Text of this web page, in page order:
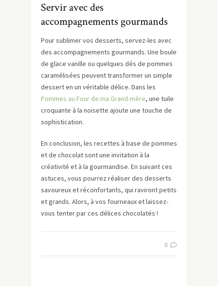
Servir avec des
accompagnements gourmands
Pour sublimer vos desserts, servez-les avec
des accompagnements gourmands. Une boule
de glace vanille ou quelques dés de pommes
caramélisées peuvent transformer un simple
dessert en un véritable délice. Dans les
Pommes au Four de ma Grand-mère, une tuile
croquante à la noisette ajoute une touche de
sophistication.
En conclusion, les recettes à base de pommes
et de chocolat sont une invitation à la
créativité et à la gourmandise. En suivant ces
astuces, vous pourrez réaliser des desserts
savoureux et réconfortants, qui raviront petits
et grands. Alors, à vos fourneaux et laissez-
vous tenter par ces délices chocolatés !
0